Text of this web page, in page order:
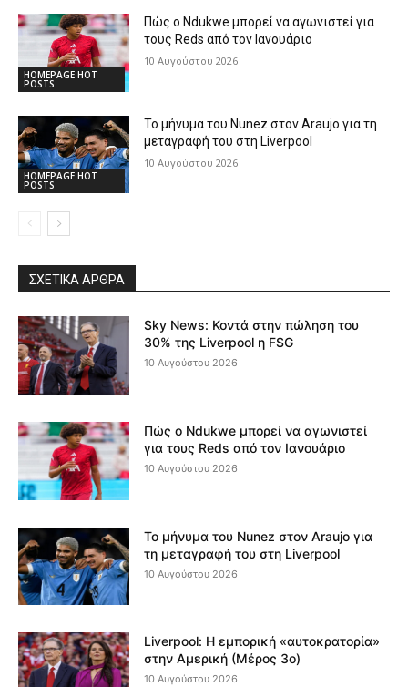
HOMEPAGE HOT
POSTS
Πώς ο Ndukwe μπορεί να αγωνιστεί για
τους Reds από τον Ιανουάριο
10 Αυγούστου 2026
HOMEPAGE HOT
POSTS
Το μήνυμα του Nunez στον Araujo για τη
μεταγραφή του στη Liverpool
10 Αυγούστου 2026
ΣΧΕΤΙΚΆ ΆΡΘΡΑ
Sky News: Κοντά στην πώληση του
30% της Liverpool η FSG
10 Αυγούστου 2026
Πώς ο Ndukwe μπορεί να αγωνιστεί
για τους Reds από τον Ιανουάριο
10 Αυγούστου 2026
Το μήνυμα του Nunez στον Araujo για
τη μεταγραφή του στη Liverpool
10 Αυγούστου 2026
Liverpool: Η εμπορική «αυτοκρατορία»
στην Αμερική (Μέρος 3ο)
10 Αυγούστου 2026